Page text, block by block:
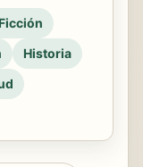
Historia